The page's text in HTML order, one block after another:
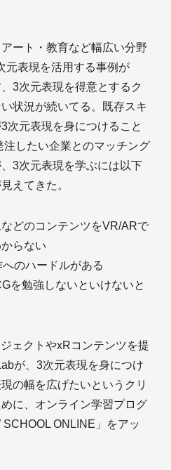
ート・教育など幅広い分野
元表現を活用する事例が
3次元表現を得意とするク
状況が続いてる。既存スキ
次元表現を身につけること
したい企業とのマッチング
3次元表現を学ぶには以下
えてきた。
などのコンテンツをVR/ARで
らない
のハードルがある
を勉強しないといけないと
ェクトやxRコンテンツを提
が、3次元表現を身につけ
の幅を広げたいというクリ
に、オンライン学習プログ
ONLINE」をアッ